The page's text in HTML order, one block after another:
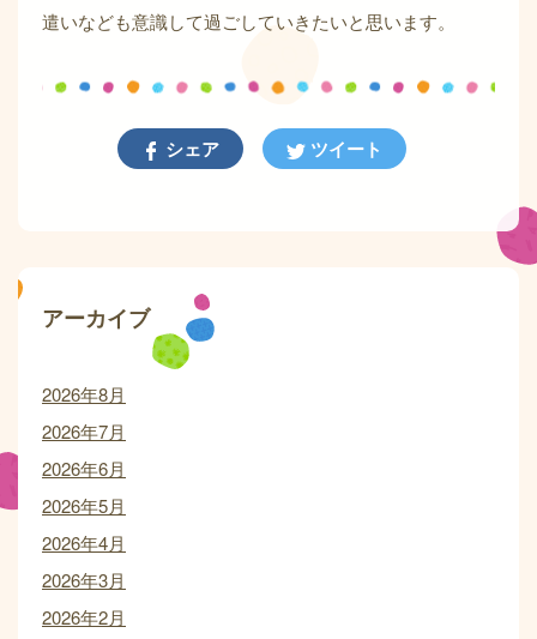
遣いなども意識して過ごしていきたいと思います。
シェア ツイート
アーカイブ
2026年8月
2026年7月
2026年6月
2026年5月
2026年4月
2026年3月
2026年2月